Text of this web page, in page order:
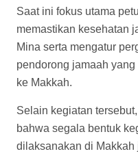
Saat ini fokus utama
memastikan kesehatan
Mina serta mengatur
pendorong jamaah
ke Makkah.
Selain kegiatan
bahwa segala bentuk
dilaksanakan di